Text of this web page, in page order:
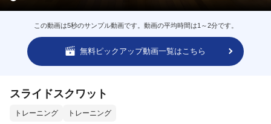
この動画は5秒のサンプル動画です。動画の平均時間は1～2分です。
無料ピックアップ動画一覧はこちら
スライドスクワット
トレーニング トレーニング